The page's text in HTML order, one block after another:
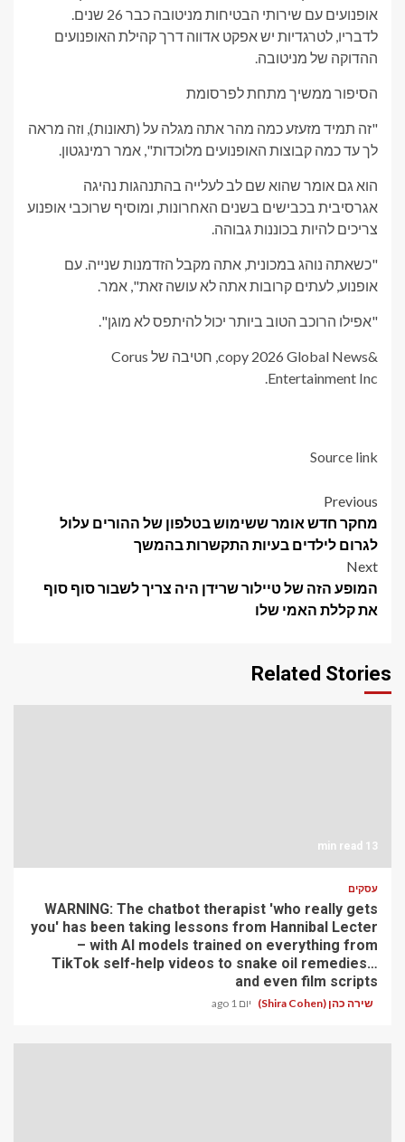
אופנועים עם שירותי הבטיחות מניטובה כבר 26 שנים.
לדבריו, לטרגדיות יש אפקט אדווה דרך קהילת האופנועים
ההדוקה של מניטובה.
הסיפור ממשיך מתחת לפרסומת
"זה תמיד מזעזע כמה מהר אתה מגלה על (תאונות), וזה מראה
לך עד כמה קבוצות האופנועים מלוכדות", אמר רמינגטון.
הוא גם אומר שהוא שם לב לעלייה בהתנהגות נהיגה
אגרסיבית בכבישים בשנים האחרונות, ומוסיף שרוכבי אופנוע
צריכים להיות בכוננות גבוהה.
"כשאתה נוהג במכונית, אתה מקבל הזדמנות שנייה. עם
אופנוע, לעתים קרובות אתה לא עושה זאת", אמר.
"אפילו הרוכב הטוב ביותר יכול להיתפס לא מוגן".
&copy 2026 Global News, חטיבה של Corus
Entertainment Inc.
Source link
Post
navigation
Previous
מחקר חדש אומר ששימוש בטלפון של ההורים עלול
לגרום לילדים בעיות התקשרות בהמשך
Next
המופע הזה של טיילור שרידן היה צריך לשבור סוף סוף
את קללת האמי שלו
Related Stories
13 min read
עסקים
WARNING: The chatbot therapist 'who really gets
you' has been taking lessons from Hannibal Lecter
– with AI models trained on everything from
TikTok self-help videos to snake oil remedies…
and even film scripts
שירה כהן (Shira Cohen) יום 1 ago